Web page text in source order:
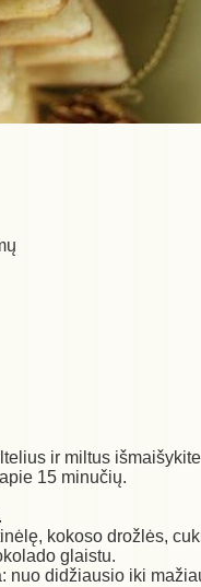
ir miltus
15 minučių.
kokoso drožlės,
glaistu.
nuo didžiausio iki